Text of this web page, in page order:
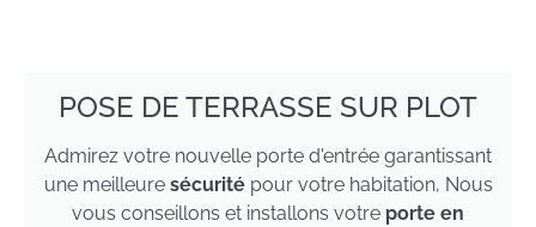
POSE DE TERRASSE SUR PLOT
Admirez votre nouvelle porte d'entrée garantissant
une meilleure sécuritépour votre habitation, Nous
vous conseillons et installons votre porte en